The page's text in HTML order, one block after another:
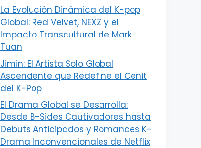
La Evolución Dinámica del K-pop
Global: Red Velvet, NEXZ y el
Impacto Transcultural de Mark
Tuan
Jimin: El Artista Solo Global
Ascendente que Redefine el Cenit
del K-Pop
El Drama Global se Desarrolla:
Desde B-Sides Cautivadores hasta
Debuts Anticipados y Romances K-
Drama Inconvencionales de Netflix